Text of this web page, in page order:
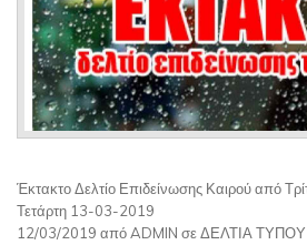
Έκτακτο Δελτίο Επιδείνωσης Καιρού από
Τετάρτη 13-03-2019
12/03/2019 από ADMIN σε ΔΕΛΤΙΑ ΤΥΠΟΥ